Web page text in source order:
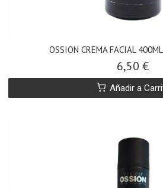
OSSION CREMA FACIAL
6,50 €
Añadir a